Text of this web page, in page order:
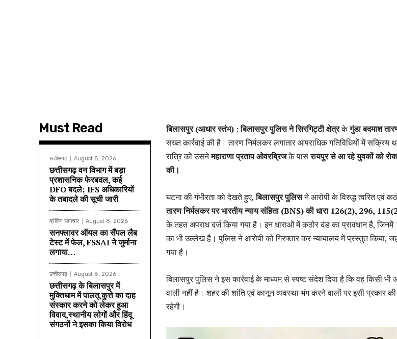
Must Read
छत्तीसगढ़ August 8, 2026
छत्तीसगढ़ वन विभाग में बड़ा
प्रशासनिक फेरबदल, कई
DFO बदले; IFS अधिकारियों
के तबादले की सूची जारी
ब्रेकिंग समाचार August 8, 2026
सनफ्लावर ऑयल का सैंपल लैब
टेस्ट में फेल, FSSAI ने जुर्माना
लगाया…
छत्तीसगढ़ August 8, 2026
छत्तीसगढ़ के बिलासपुर में
मुक्तिधाम में पालतू कुत्ते का दाह
संस्कार करने को लेकर हुआ
विवाद,स्थानीय लोगों और हिंदू
संगठनों ने इसका किया विरोध
बिलासपुर (आधार स्तंभ) : बिलासपुर पुलिस ने सिरगिट्टी क्षेत्रकेगुंडा बदमाश
सख्त कार्रवाई की है। तारण निर्मलकर लगातार आपराधिक गतिविधियों में सक्रिय
रात्रि को उसनेमहाराणा प्रताप ओवरब्रिजके पासरायपुर से आ रहे युवकों को
की।
घटना की गंभीरता को देखते हुए,बिलासपुर पुलिसने आरोपी के विरुद्ध त्वरित एवं
तारण निर्मलकर पर भारतीय न्याय संहिता (BNS) की धारा 126(2), 296,
के तहत अपराध दर्ज किया गया है। इन धाराओं में कठोर दंड का प्रावधान है,
का भी उल्लेख है। पुलिस ने आरोपी को गिरफ्तार कर न्यायालय में प्रस्तुत किया,
गया है।
बिलासपुर पुलिस ने इस कार्रवाई के माध्यम से स्पष्ट संदेश दिया है कि वह किसी
वाली नहीं है। शहर की शांति एवं कानून व्यवस्था भंग करने वालों पर इसी प्रकार की
रहेगी।